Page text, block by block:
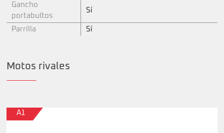
Gancho
portabultos
Sí
Parrilla Sí
Motos rivales
A1